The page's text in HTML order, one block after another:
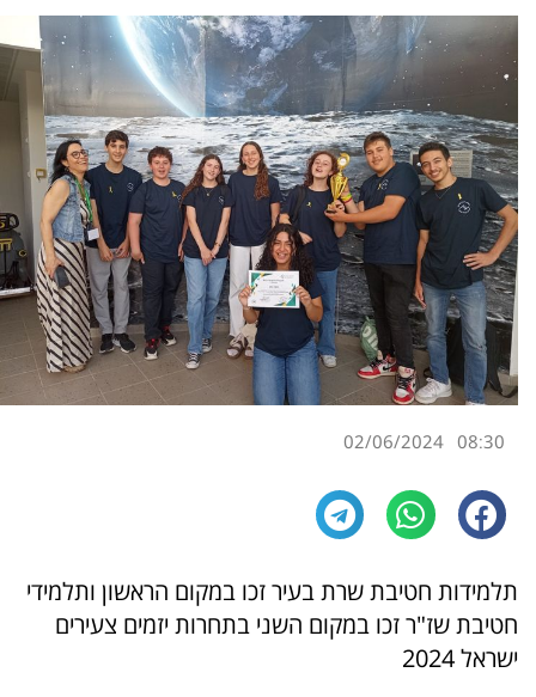
08:30
02/06/2024
תלמידות חטיבת שרת בעיר זכו במקום הראשון ותלמידי
חטיבת שז"ר זכו במקום השני בתחרות יזמים צעירים
ישראל 2024